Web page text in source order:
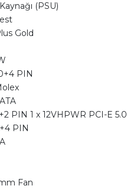
(PSU)
Gold
PIN
PIN 1 x 12VHPWR PCI-E 5.0
PIN
Fan